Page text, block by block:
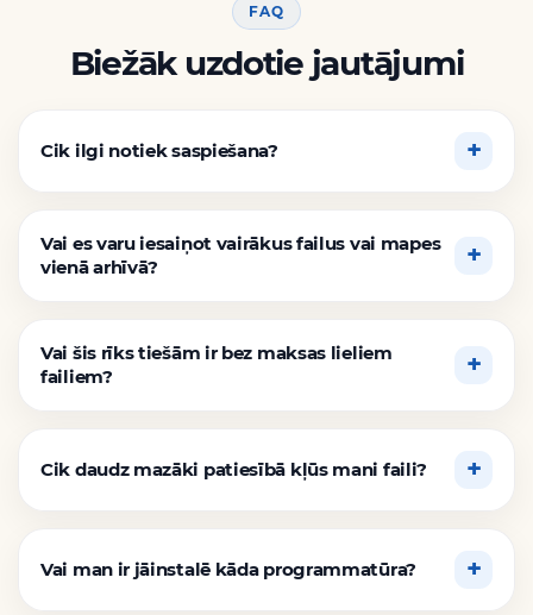
FAQ
Biežāk uzdotie jautājumi
Cik ilgi notiek saspiešana?
Vai es varu iesaiņot vairākus failus vai mapes
vienā arhīvā?
Vai šis rīks tiešām ir bez maksas lieliem
failiem?
Cik daudz mazāki patiesībā kļūs mani faili?
Vai man ir jāinstalē kāda programmatūra?